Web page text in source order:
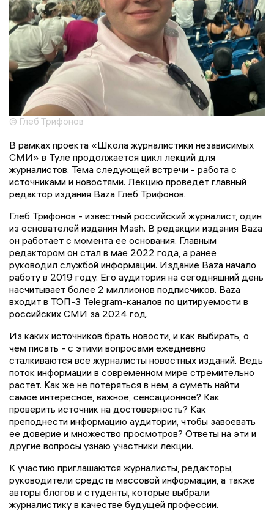
© Глеб Трифонов
В рамках проекта «Школа журналистики независимых
СМИ» в Туле продолжается цикл лекций для
журналистов. Тема следующей встречи - работа с
источниками и новостями. Лекцию проведет главный
редактор издания Baza Глеб Трифонов.
Глеб Трифонов - известный российский журналист, один
из основателей издания Mash. В редакции издания Baza
он работает с момента ее основания. Главным
редактором он стал в мае 2022 года, а ранее
руководил службой информации. Издание Baza начало
работу в 2019 году. Его аудитория на сегодняшний день
насчитывает более 2 миллионов подписчиков. Baza
входит в ТОП-3 Telegram-каналов по цитируемости в
российских СМИ за 2024 год.
Из каких источников брать новости, и как выбирать, о
чем писать - с этими вопросами ежедневно
сталкиваются все журналисты новостных изданий. Ведь
поток информации в современном мире стремительно
растет. Как же не потеряться в нем, а суметь найти
самое интересное, важное, сенсационное? Как
проверить источник на достоверность? Как
преподнести информацию аудитории, чтобы завоевать
ее доверие и множество просмотров? Ответы на эти и
другие вопросы узнаю участники лекции.
К участию приглашаются журналисты, редакторы,
руководители средств массовой информации, а также
авторы блогов и студенты, которые выбрали
журналистику в качестве будущей профессии.